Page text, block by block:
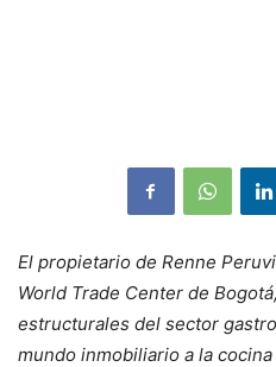
El propietario de Renne
World Trade Center de
estructurales del sector
mundo inmobiliario a la